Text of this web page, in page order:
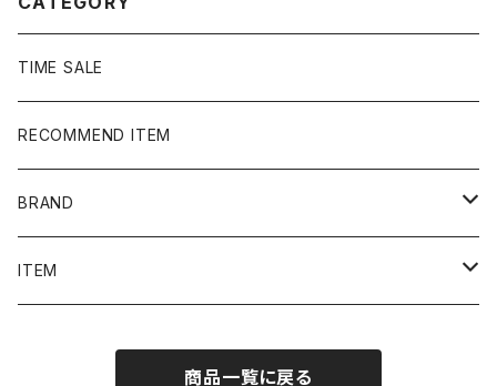
TIME SALE
RECOMMEND ITEM
BRAND
NIKE
ITEM
商品一覧に戻る